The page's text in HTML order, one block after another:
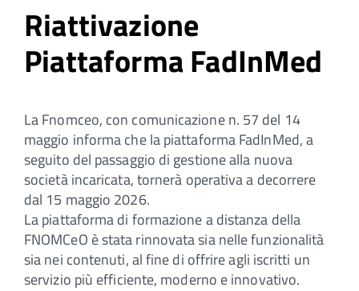
Riattivazione
Piattaforma FadInMed
La Fnomceo, con comunicazione n. 57 del 14
maggio informa che la piattaforma FadInMed, a
seguito del passaggio di gestione alla nuova
società incaricata, tornerà operativa a decorrere
dal 15 maggio 2026.
La piattaforma di formazione a distanza della
FNOMCeO è stata rinnovata sia nelle funzionalità
sia nei contenuti, al fine di offrire agli iscritti un
servizio più efficiente, moderno e innovativo.